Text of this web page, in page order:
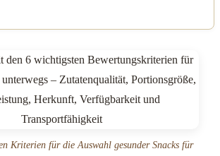
Kriterien für die Auswahl gesunder Snacks für